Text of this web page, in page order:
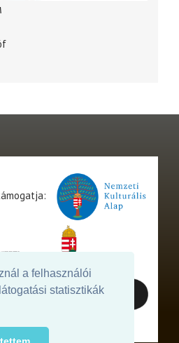
a felhasználói
statisztikák